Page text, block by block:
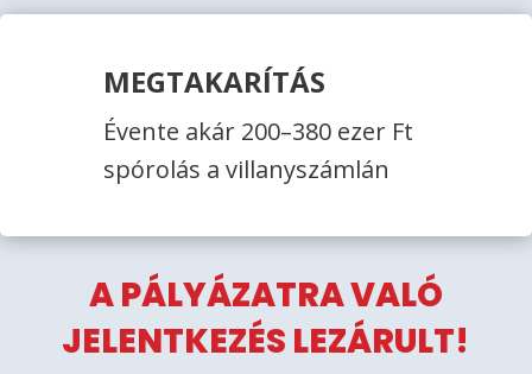
MEGTAKARÍTÁS
Évente akár 200–380 ezer Ft
spórolás a villanyszámlán
A PÁLYÁZATRA VALÓ
JELENTKEZÉS LEZÁRULT!